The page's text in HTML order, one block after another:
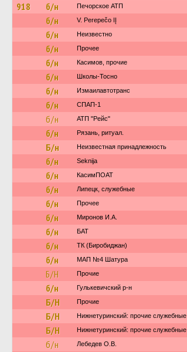
918 б/н Печорское АТП
б/н V. Perepečo IĮ
б/н Неизвестно
б/н Прочее
б/н Касимов, прочие
б/н Школы-Тосно
б/н Измаилавтотранс
б/н СПАП-1
б/н АТП "Рейс"
б/н Рязань, ритуал.
Б/н Неизвестная принадлежность
б/н Seknija
б/н КасимПОАТ
б/н Липецк, служебные
б/н Прочее
б/н Миронов И.А.
б/н БАТ
б/н ТК (Биробиджан)
б/н МАП №4 Шатура
Б/Н Прочие
б/н Гулькевичский р-н
Б/Н Прочие
Б/Н Нижнетуринский: прочие служебные
Б/Н Нижнетуринский: прочие служебные
б/н Лебедев О.В.